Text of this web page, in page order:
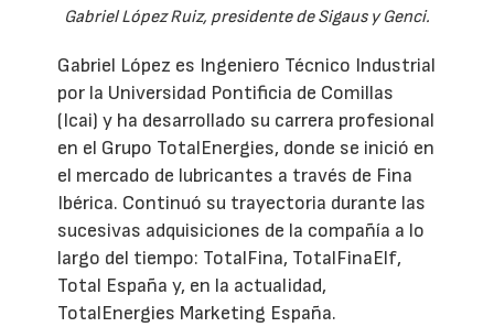
Gabriel López Ruiz, presidente de Sigaus y Genci.
Gabriel López es Ingeniero Técnico Industrial
por la Universidad Pontificia de Comillas
(Icai) y ha desarrollado su carrera profesional
en el Grupo TotalEnergies, donde se inició en
el mercado de lubricantes a través de Fina
Ibérica. Continuó su trayectoria durante las
sucesivas adquisiciones de la compañía a lo
largo del tiempo: TotalFina, TotalFinaElf,
Total España y, en la actualidad,
TotalEnergies Marketing España.